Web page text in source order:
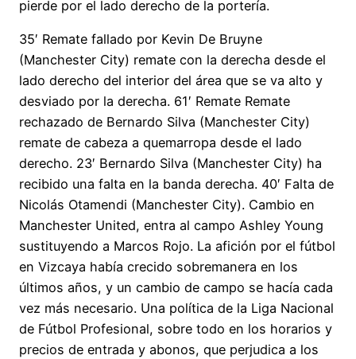
pierde por el lado derecho de la portería.
35′ Remate fallado por Kevin De Bruyne
(Manchester City) remate con la derecha desde el
lado derecho del interior del área que se va alto y
desviado por la derecha. 61′ Remate Remate
rechazado de Bernardo Silva (Manchester City)
remate de cabeza a quemarropa desde el lado
derecho. 23′ Bernardo Silva (Manchester City) ha
recibido una falta en la banda derecha. 40′ Falta de
Nicolás Otamendi (Manchester City). Cambio en
Manchester United, entra al campo Ashley Young
sustituyendo a Marcos Rojo. La afición por el fútbol
en Vizcaya había crecido sobremanera en los
últimos años, y un cambio de campo se hacía cada
vez más necesario. Una política de la Liga Nacional
de Fútbol Profesional, sobre todo en los horarios y
precios de entrada y abonos, que perjudica a los